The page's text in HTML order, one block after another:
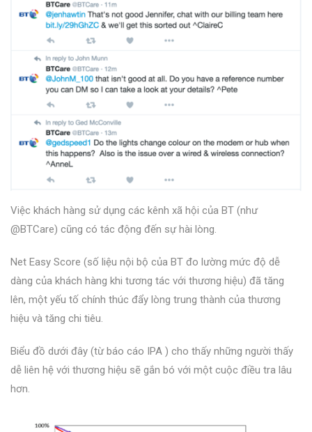
Việc khách hàng sử dụng các kênh xã hội của BT (như
@BTCare) cũng có tác động đến sự hài lòng.
Net Easy Score (số liệu nội bộ của BT đo lường mức độ dễ
dàng của khách hàng khi tương tác với thương hiệu) đã tăng
lên, một yếu tố chính thúc đẩy lòng trung thành của thương
hiệu và tăng chi tiêu.
Biểu đồ dưới đây (từbáo cáo IPA ) cho thấy những người thấy
dễ liên hệ với thương hiệu sẽ gắn bó với một cuộc điều tra lâu
hơn.